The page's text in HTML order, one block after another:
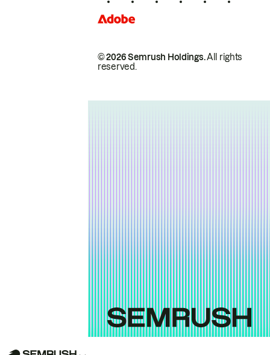
© 2026 Semrush Holdings.All rights
reserved.